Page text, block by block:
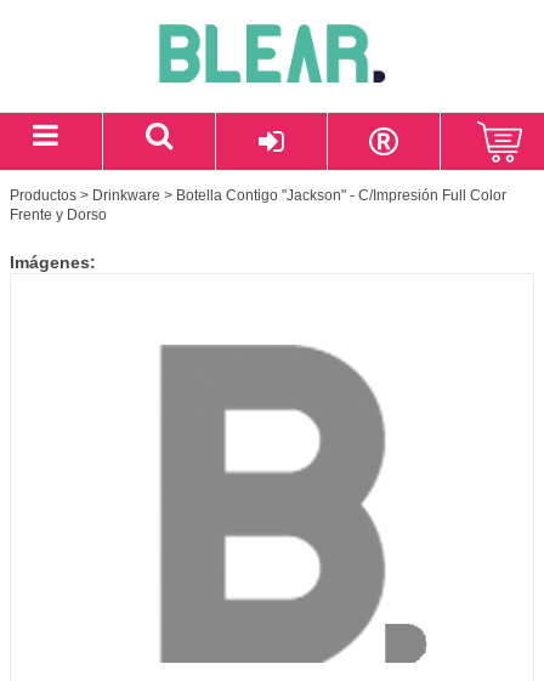
Productos > Drinkware > Botella Contigo "Jackson" - C/Impresión Full Color
Frente y Dorso
Imágenes: